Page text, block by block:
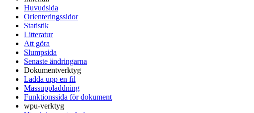
Huvudsida
Orienteringssidor
Statistik
Litteratur
Att göra
Slumpsida
Senaste ändringarna
Dokumentverktyg
Ladda upp en fil
Massuppladdning
Funktionssida för dokument
wpu-verktyg